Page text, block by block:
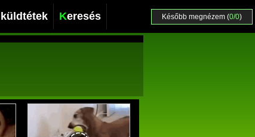
Később megnézem (0/0)
küldtétek Keresés